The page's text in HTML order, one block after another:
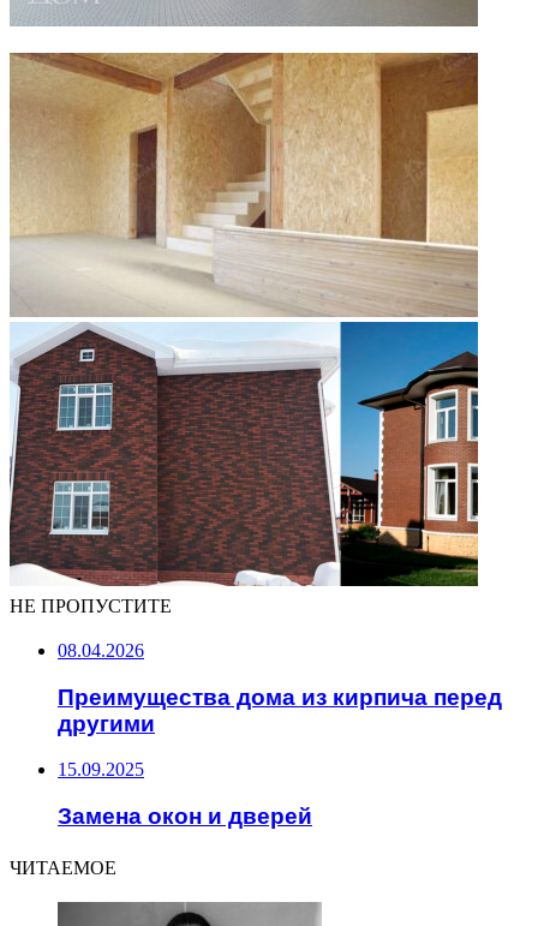
НЕ ПРОПУСТИТЕ
08.04.2026
Преимущества дома из кирпича перед
другими
15.09.2025
Замена окон и дверей
ЧИТАЕМОЕ